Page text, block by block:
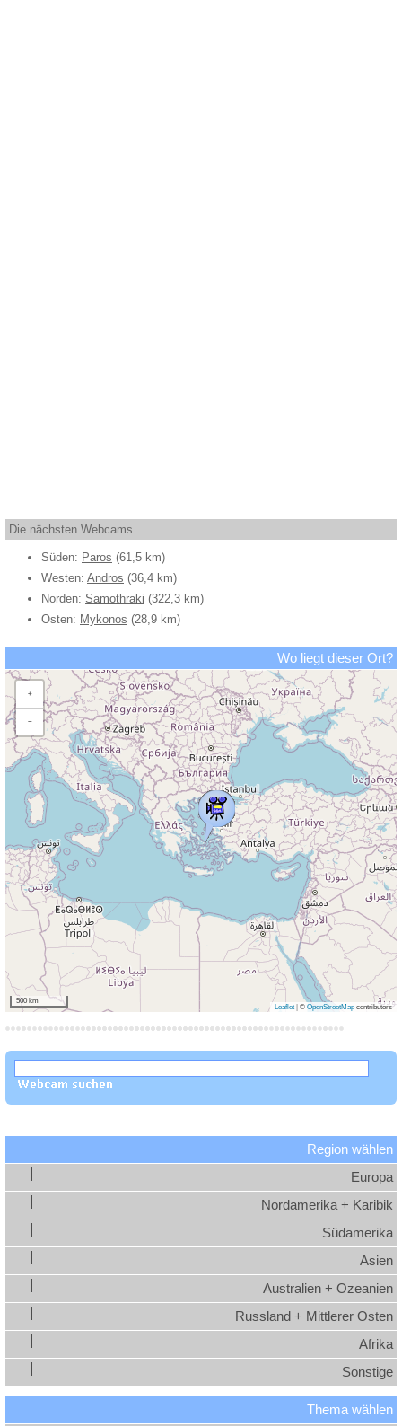
Die nächsten Webcams
Süden: Paros (61,5 km)
Westen: Andros (36,4 km)
Norden: Samothraki (322,3 km)
Osten: Mykonos (28,9 km)
Wo liegt dieser Ort?
+
−
500 km
Leaflet © OpenStreetMap contributors
Region wählen
Europa
Nordamerika + Karibik
Südamerika
Asien
Australien + Ozeanien
Russland + Mittlerer Osten
Afrika
Sonstige
Thema wählen